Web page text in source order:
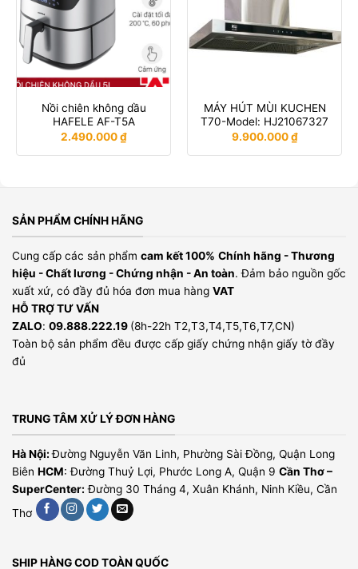
Nồi chiên không dầu
HAFELE AF-T5A
2.490.000₫
MÁY HÚT MÙI KUCHEN
T70-Model: HJ21067327
9.900.000₫
SẢN PHẨM CHÍNH HÃNG
Cung cấp các sản phẩm cam kết 100% Chính hãng - Thương
hiệu - Chất lương - Chứng nhận - An toàn. Đảm bảo nguồn gốc
xuất xứ, có đầy đủ hóa đơn mua hàng VAT
HỖ TRỢ TƯ VẤN
ZALO: 09.888.222.19 (8h-22h T2,T3,T4,T5,T6,T7,CN)
Toàn bộ sản phẩm đều được cấp giấy chứng nhận giấy tờ đầy
đủ
TRUNG TÂM XỬ LÝ ĐƠN HÀNG
Hà Nội:Đường Nguyễn Văn Linh, Phường Sài Đồng, Quận Long
Biên HCM: Đường Thuỷ Lợi, Phước Long A, Quận 9 Cần Thơ –
SuperCenter: Đường 30 Tháng 4, Xuân Khánh, Ninh Kiều, Cần
Thơ
SHIP HÀNG COD TOÀN QUỐC